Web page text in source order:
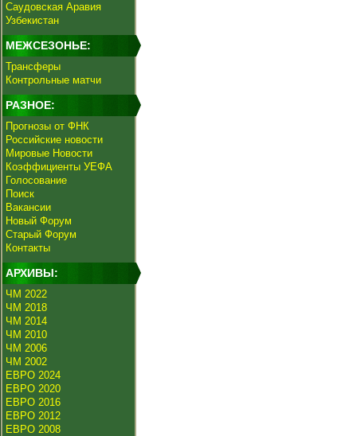
Саудовская Аравия
Узбекистан
МЕЖСЕЗОНЬЕ:
Трансферы
Контрольные матчи
РАЗНОЕ:
Прогнозы от ФНК
Российские новости
Мировые Новости
Коэффициенты УЕФА
Голосование
Поиск
Вакансии
Новый Форум
Старый Форум
Контакты
АРХИВЫ:
ЧМ 2022
ЧМ 2018
ЧМ 2014
ЧМ 2010
ЧМ 2006
ЧМ 2002
ЕВРО 2024
ЕВРО 2020
ЕВРО 2016
ЕВРО 2012
ЕВРО 2008